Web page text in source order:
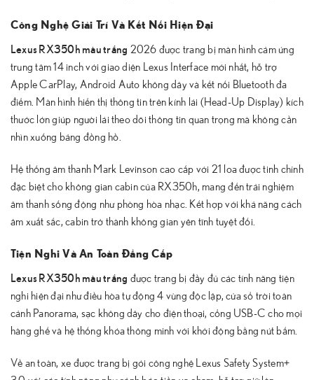
Công Nghệ Giải Trí Và Kết Nối Hiện Đại
Lexus RX350h màu trắng 2026 được trang bị màn hình cảm ứng
trung tâm 14 inch với giao diện Lexus Interface mới nhất, hỗ trợ
Apple CarPlay, Android Auto không dây và kết nối Bluetooth đa
điểm. Màn hình hiển thị thông tin trên kính lái (Head-Up Display) kích
thước lớn giúp người lái theo dõi thông tin quan trọng mà không cần
nhìn xuống bảng đồng hồ.
Hệ thống âm thanh Mark Levinson cao cấp với 21 loa được tinh chỉnh
đặc biệt cho không gian cabin của RX350h, mang đến trải nghiệm
âm thanh sống động như phòng hòa nhạc. Kết hợp với khả năng cách
âm xuất sắc, cabin trở thành không gian yên tĩnh tuyệt đối.
Tiện Nghi Và An Toàn Đẳng Cấp
Lexus RX350h màu trắng được trang bị đầy đủ các tính năng tiện
nghi hiện đại như điều hòa tự động 4 vùng độc lập, cửa sổ trời toàn
cảnh Panorama, sạc không dây cho điện thoại, cổng USB-C cho mọi
hàng ghế và hệ thống khóa thông minh với khởi động bằng nút bấm.
Về an toàn, xe được trang bị gói công nghệ Lexus Safety System+